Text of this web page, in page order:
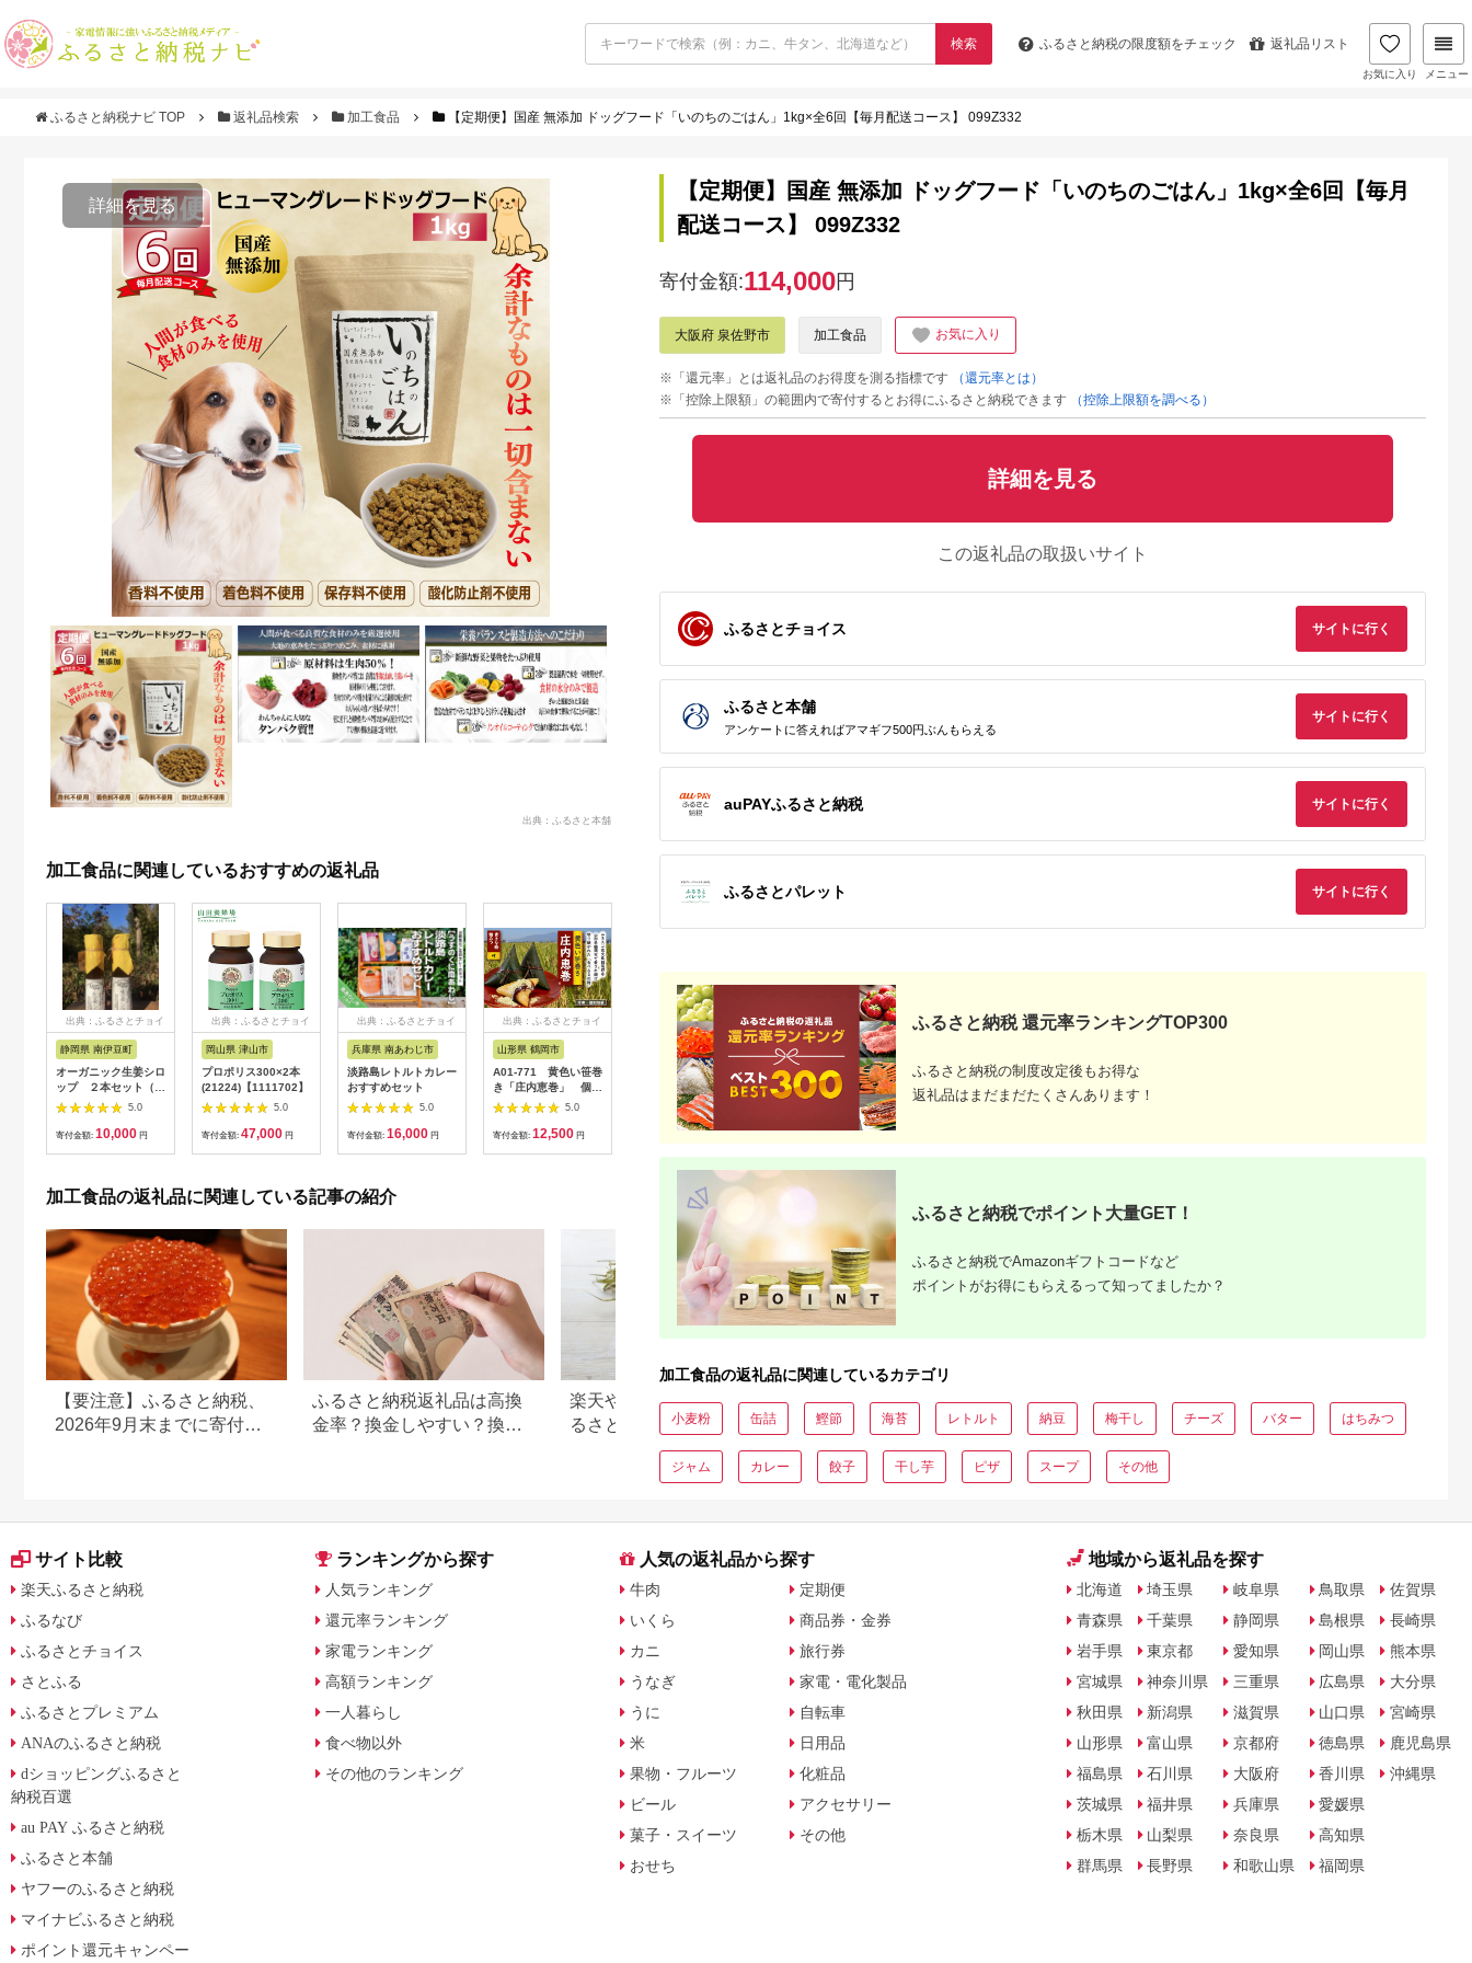
検索 ふるさと納税の限度額をチェック 返礼品リスト
お気に入り メニュー
ふるさと納税ナビ TOP 返礼品検索 加工食品 【定期便】国産 無添加 ドッグフード「いのちのごはん」1kg×全6回【毎月配送コース】 099Z332
詳細を見る
出典：ふるさと本舗
加工食品に関連しているおすすめの返礼品
出典：ふるさとチョイ
静岡県 南伊豆町
オーガニック生姜シロ
ップ ２本セット（プ
レーン） 【 生姜 健
康 ジンジャーシロッ
プ ジンジャー しょう
5.0
寄付金額: 10,000 円
出典：ふるさとチョイ
岡山県 津山市
プロポリス300×2本
(21224)【1111702】
5.0
寄付金額: 47,000 円
出典：ふるさとチョイ
兵庫県 南あわじ市
淡路島レトルトカレー
おすすめセット
5.0
寄付金額: 16,000 円
出典：ふるさとチョイ
山形県 鶴岡市
A01-771 黄色い笹巻
き「庄内恵巻」 個別
包装の冷凍ちまき10
個 糖みつ・青きな粉
付き
5.0
寄付金額: 12,500 円
出典：auPAYふるさと納
税
青森県 青森市
umios さば水煮 食塩
不使用 190g×24個
【1544134】 5.0
20,000
出典：ふるさとパレッ
ト
鹿児島県 南さつま市
【健康習慣】生姜のバ
ラエティセット 4種
5.0
19,000
出典：ふるなび
【訳あり干物セット】
たっぷり15点以上！
おざきのひもの「おま
出典：auPAYふるさと納
味の素冷凍食品 ザ
★(R)チャーハン 12
袋セット 冷凍食品 炒
出典：auPAYふるさと納
加工食品の返礼品に関連している記事の紹介
【要注意】ふるさと納税、
2026年9月末までに寄付し
ふるさと納税返礼品は高換
金率？換金しやすい？換金
楽天やふるなびで人気！ふ
るさと納税「3,000円」の返
青森県 板柳町のふるさと納
税のご紹介
【定期便】国産 無添加 ドッグフード「いのちのごはん」1kg×全6回【毎月
配送コース】 099Z332
寄付金額:114,000円
大阪府 泉佐野市 加工食品 お気に入り
※「還元率」とは返礼品のお得度を測る指標です
（還元率とは）
※「控除上限額」の範囲内で寄付するとお得にふるさと納税できます
（控除上限額を調べる）
詳細を見る
この返礼品の取扱いサイト
ふるさとチョイス サイトに行く
ふるさと本舗
アンケートに答えればアマギフ500円ぶんもらえる
サイトに行く
auPAYふるさと納税 サイトに行く
ふるさとパレット サイトに行く
ふるさと納税 還元率ランキングTOP300
ふるさと納税の制度改定後もお得な
返礼品はまだまだたくさんあります！
ふるさと納税でポイント大量GET！
ふるさと納税でAmazonギフトコードなど
ポイントがお得にもらえるって知ってましたか？
加工食品の返礼品に関連しているカテゴリ
小麦粉 缶詰 鰹節 海苔 レトルト 納豆 梅干し チーズ バター はちみつ
ジャム カレー 餃子 干し芋 ピザ スープ その他
サイト比較
楽天ふるさと納税
ふるなび
ふるさとチョイス
さとふる
ふるさとプレミアム
ANAのふるさと納税
dショッピングふるさと
納税百選
au PAY ふるさと納税
ふるさと本舗
ヤフーのふるさと納税
マイナビふるさと納税
ポイント還元キャンペー
ランキングから探す
人気ランキング
還元率ランキング
家電ランキング
高額ランキング
一人暮らし
食べ物以外
その他のランキング
人気の返礼品から探す
牛肉
いくら
カニ
うなぎ
うに
米
果物・フルーツ
ビール
菓子・スイーツ
おせち
定期便
商品券・金券
旅行券
家電・電化製品
自転車
日用品
化粧品
アクセサリー
その他
地域から返礼品を探す
北海道
青森県
岩手県
宮城県
秋田県
山形県
福島県
茨城県
栃木県
群馬県
埼玉県
千葉県
東京都
神奈川県
新潟県
富山県
石川県
福井県
山梨県
長野県
岐阜県
静岡県
愛知県
三重県
滋賀県
京都府
大阪府
兵庫県
奈良県
和歌山県
鳥取県
島根県
岡山県
広島県
山口県
徳島県
香川県
愛媛県
高知県
福岡県
佐賀県
長崎県
熊本県
大分県
宮崎県
鹿児島県
沖縄県